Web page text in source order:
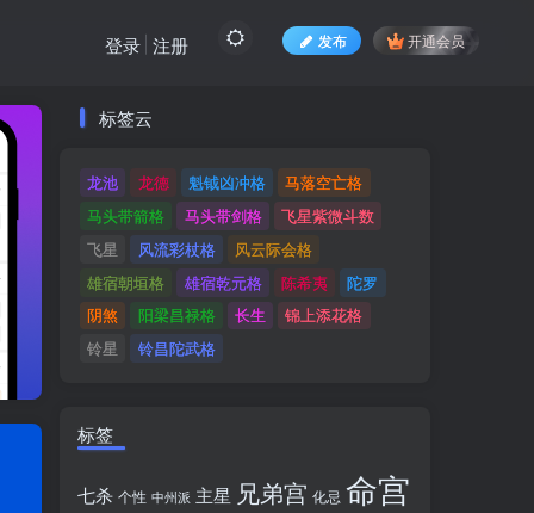
发布 开通会员
登录 注册
标签云
龙池 龙德 魁钺凶冲格
马落空亡格
马头带箭格
马头带剑格
飞星紫微斗数
飞星
风流彩杖格
风云际会格
雄宿朝垣格
雄宿乾元格 陈希夷
陀罗
阴煞
阳梁昌禄格 长生
锦上添花格
铃星
铃昌陀武格
标签云
龙池 龙德 魁钺凶冲格
马落空亡格
马头带箭格
马头带剑格
飞星紫微斗数
飞星
风流彩杖格
风云际会格
雄宿朝垣格
雄宿乾元格 陈希夷
陀罗
阴煞
阳梁昌禄格 长生
锦上添花格
铃星
铃昌陀武格
标签
七杀 个性 中州派 主星 兄弟宫 化忌 命宫